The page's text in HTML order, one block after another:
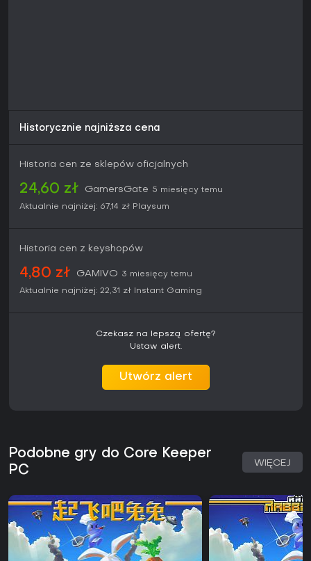
Historycznie najniższa cena
Historia cen ze sklepów oficjalnych
24,60 zł GamersGate 5 miesięcy temu
Aktualnie najniżej: 67,14 zł Playsum
Historia cen z keyshopów
4,80 zł GAMIVO 3 miesięcy temu
Aktualnie najniżej: 22,31 zł Instant Gaming
Czekasz na lepszą ofertę?
Ustaw alert.
Utwórz alert
Podobne gry do Core Keeper
PC
WIĘCEJ